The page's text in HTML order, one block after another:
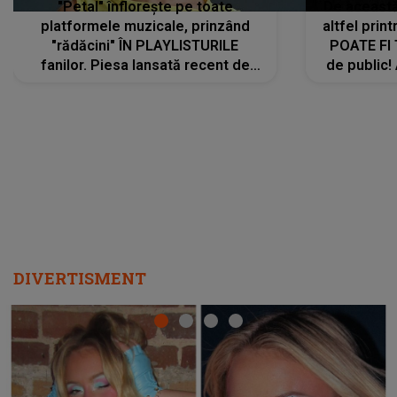
Ce a dezvăluit noua concurentă din "Casa Iubirii" l-a